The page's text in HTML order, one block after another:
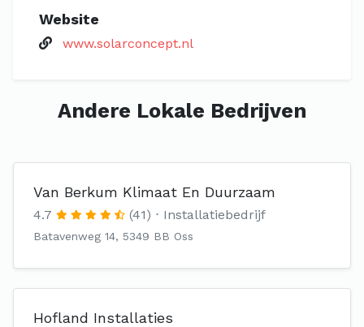
Website
www.solarconcept.nl
Andere Lokale Bedrijven
Van Berkum Klimaat En Duurzaam
4.7 (41) Installatiebedrijf
Batavenweg 14, 5349 BB Oss
Hofland Installaties